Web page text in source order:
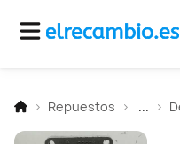
Repuestos